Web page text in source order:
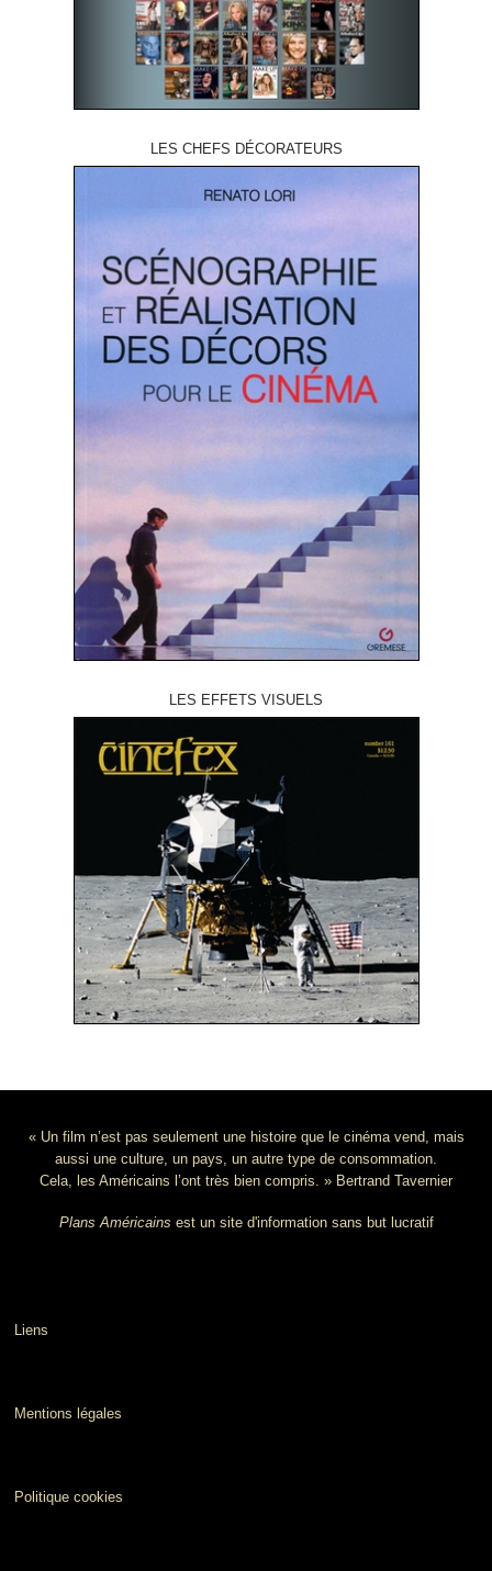
LES CHEFS DÉCORATEURS
LES EFFETS VISUELS
« Un film n’est pas seulement une histoire que le cinéma vend, mais
aussi une culture, un pays, un autre type de consommation.
Cela, les Américains l’ont très bien compris. » Bertrand Tavernier
Plans Américains est un site d'information sans but lucratif
Liens
Mentions légales
Politique cookies